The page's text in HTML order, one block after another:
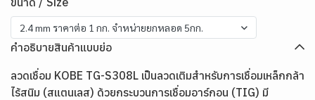
2.4 mm ราคาต่อ 1 กก. จำหน่ายยกหลอด 5กก.
คำอธิบายสินค้าแบบย่อ
ลวดเชื่อม KOBE TG-S308L เป็นลวดเติมสำหรับการเชื่อมเหล็กกล้า
ไร้สนิม (สแตนเลส) ด้วยกระบวนการเชื่อมอาร์กอน (TIG) มี